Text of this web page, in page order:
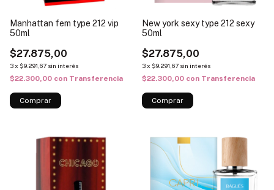
Manhattan fem type 212 vip
50ml
$27.875,00
3x $9.291,67 sin interés
$22.300,00 con Transferencia
New york sexy type 212 sexy
50ml
$27.875,00
3x $9.291,67 sin interés
$22.300,00 con Transferencia